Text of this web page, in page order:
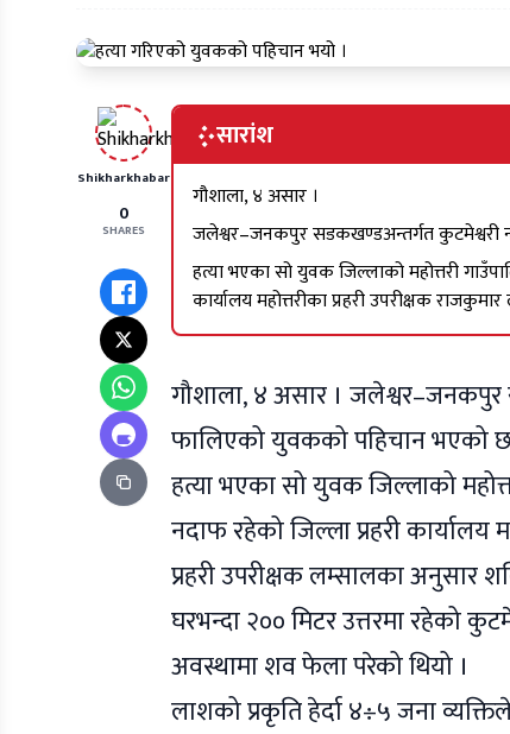
Shikharkhabar
0
SHARES
सारांश
गौशाला, ४ असार ।
जलेश्वर–जनकपुर सडकखण्डअन्तर्गत कुटमेश्वरी
हत्या भएका सो युवक जिल्लाको महोत्तरी
कार्यालय महोत्तरीका प्रहरी उपरीक्षक
गौशाला, ४ असार । जलेश्वर–जनकपुर
फालिएको युवकको पहिचान भएको
हत्या भएका सो युवक जिल्लाको
नदाफ रहेको जिल्ला प्रहरी कार्यालय
प्रहरी उपरीक्षक लम्सालका
घरभन्दा २०० मिटर उत्तरमा रहेको
अवस्थामा शव फेला परेको थियो ।
लाशको प्रकृति हेर्दा ४÷५ जना